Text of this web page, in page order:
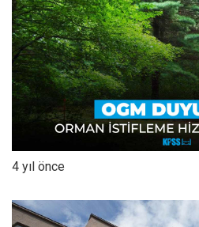
4 yıl önce